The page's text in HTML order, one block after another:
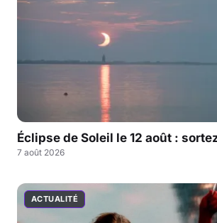
Éclipse de Soleil le 12 août :
7 août 2026
ACTUALITÉ